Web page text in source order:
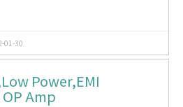
01-30
Power,EMI
Amp